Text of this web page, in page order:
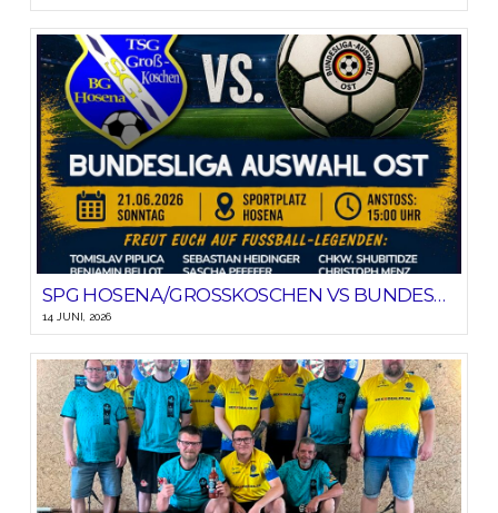
SPG HOSENA/GROSSKOSCHEN VS BUNDESLIGA-AUSWAHL OST
14 JUNI, 2026